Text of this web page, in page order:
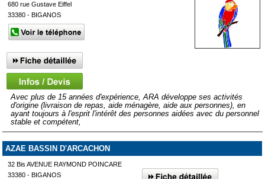
680 rue Gustave Eiffel
33380 - BIGANOS
Avec plus de 15 années d'expérience, ARA développe ses activités
d'origine (livraison de repas, aide ménagère, aide aux personnes), en
ayant toujours à l'esprit l'intérêt des personnes aidées avec du personnel
stable et compétent,
AZAE BASSIN D'ARCACHON
32 Bis AVENUE RAYMOND POINCARE
33380 - BIGANOS